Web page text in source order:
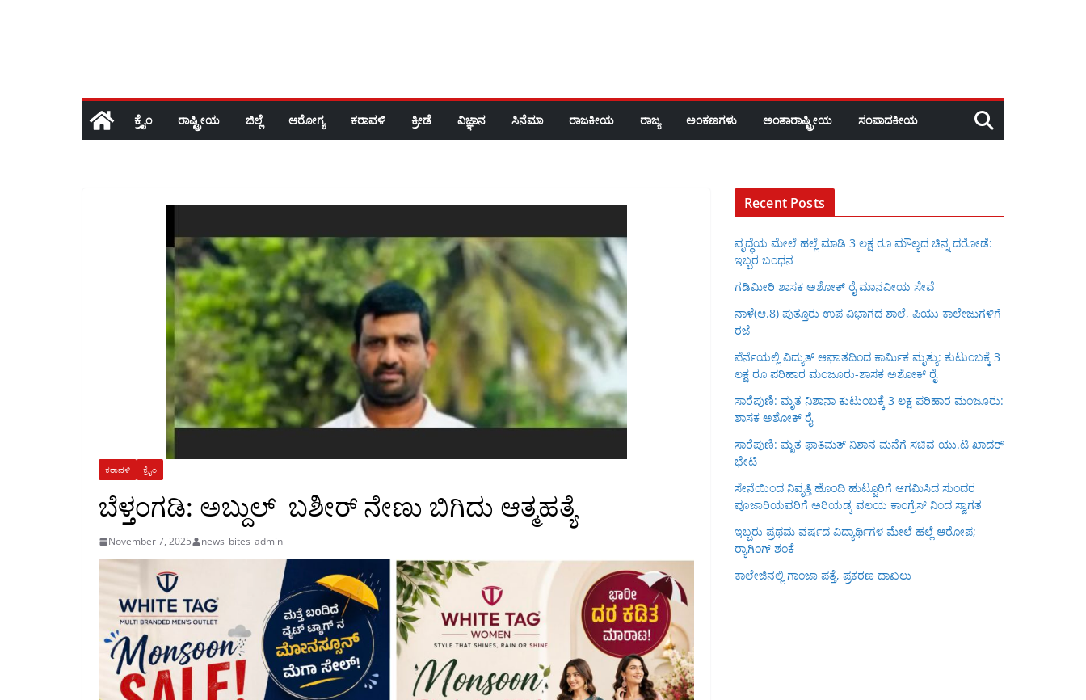
ಕ್ರೈಂ ರಾಷ್ಟ್ರೀಯ ಜಿಲ್ಲೆ ಆರೋಗ್ಯ ಕರಾವಳಿ ಕ್ರೀಡೆ ವಿಜ್ಞಾನ ಸಿನೆಮಾ ರಾಜಕೀಯ ರಾಜ್ಯ ಅಂಕಣಗಳು ಅಂತಾರಾಷ್ಟ್ರೀಯ ಸಂಪಾದಕೀಯ
ಕರಾವಳಿ ಕ್ರೈಂ
ಬೆಳ್ತಂಗಡಿ: ಅಬ್ದುಲ್ ಬಶೀರ್ ನೇಣು ಬಿಗಿದು ಆತ್ಮಹತ್ಯೆ
November 7, 2025 news_bites_admin
Recent Posts
ವೃದ್ಧೆಯ ಮೇಲೆ ಹಲ್ಲೆ ಮಾಡಿ 3 ಲಕ್ಷ ರೂ ಮೌಲ್ಯದ ಚಿನ್ನ ದರೋಡೆ:
ಇಬ್ಬರ ಬಂಧನ
ಗಡಿಮೀರಿ ಶಾಸಕ ಅಶೋಕ್ ರೈ ಮಾನವೀಯ ಸೇವೆ
ನಾಳೆ(ಆ.8) ಪುತ್ತೂರು ಉಪ ವಿಭಾಗದ ಶಾಲೆ, ಪಿಯು ಕಾಲೇಜುಗಳಿಗೆ
ರಜೆ
ಪೆರ್ನೆಯಲ್ಲಿ ವಿದ್ಯುತ್ ಆಘಾತದಿಂದ ಕಾರ್ಮಿಕ ಮೃತ್ಯು: ಕುಟುಂಬಕ್ಕೆ 3
ಲಕ್ಷ ರೂ ಪರಿಹಾರ ಮಂಜೂರು-ಶಾಸಕ ಅಶೋಕ್ ರೈ
ಸಾರೆಪುಣಿ: ಮೃತ ನಿಶಾನಾ ಕುಟುಂಬಕ್ಕೆ 3 ಲಕ್ಷ ಪರಿಹಾರ ಮಂಜೂರು:
ಶಾಸಕ ಅಶೋಕ್ ರೈ
ಸಾರೆಪುಣಿ: ಮೃತ ಫಾತಿಮತ್ ನಿಶಾನ ಮನೆಗೆ ಸಚಿವ ಯು.ಟಿ ಖಾದರ್
ಭೇಟಿ
ಸೇನೆಯಿಂದ ನಿವೃತ್ತಿ ಹೊಂದಿ ಹುಟ್ಟೂರಿಗೆ ಆಗಮಿಸಿದ ಸುಂದರ
ಪೂಜಾರಿಯವರಿಗೆ ಅರಿಯಡ್ಕ ವಲಯ ಕಾಂಗ್ರೆಸ್ ನಿಂದ ಸ್ವಾಗತ
ಇಬ್ಬರು ಪ್ರಥಮ ವರ್ಷದ ವಿದ್ಯಾರ್ಥಿಗಳ ಮೇಲೆ ಹಲ್ಲೆ ಆರೋಪ;
ರ‍್ಯಾಗಿಂಗ್ ಶಂಕೆ
ಕಾಲೇಜಿನಲ್ಲಿ ಗಾಂಜಾ ಪತ್ತೆ, ಪ್ರಕರಣ ದಾಖಲು